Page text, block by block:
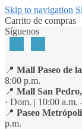
Skip to navigation
Carrito de compras
Síguenos
📍 Mall Paseo de
8:00 p.m.
📍 Mall San
· Dom. | 10:00 a.m.
📍 Paseo
p.m.